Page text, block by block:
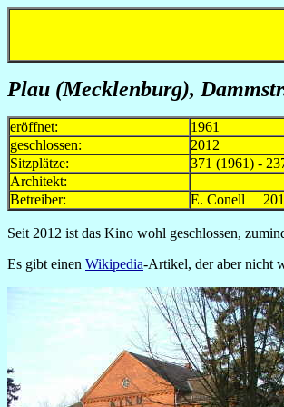
Plau (Mecklenburg),
eröffnet:
1961
geschlossen:
2012
Sitzplätze:
371 (1961) -
Architekt:
Betreiber:
E. Conell
Seit 2012 ist das Kino wohl geschlossen,
Es gibt einen Wikipedia-Artikel, der aber nicht